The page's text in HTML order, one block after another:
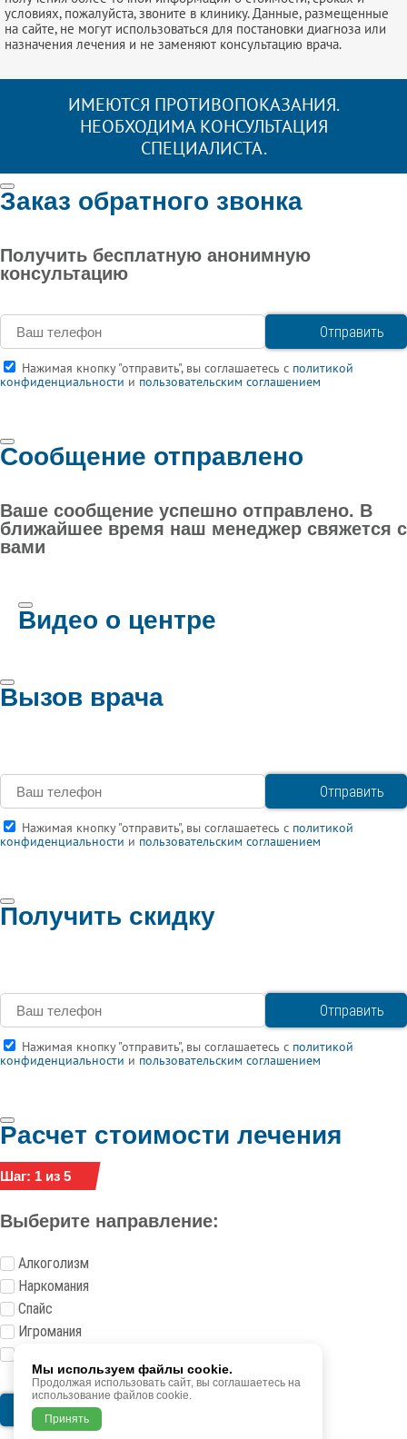
условиях, пожалуйста, звоните в клинику. Данные, размещенные
на сайте, не могут использоваться для постановки диагноза или
назначения лечения и не заменяют консультацию врача.
ИМЕЮТСЯ ПРОТИВОПОКАЗАНИЯ.
НЕОБХОДИМА КОНСУЛЬТАЦИЯ
СПЕЦИАЛИСТА.
Мы используем файлы cookie.
Продолжая использовать сайт, вы соглашаетесь на
использование файлов cookie.
Принять
Заказ обратного звонка
Получить бесплатную анонимную
консультацию
Нажимая кнопку "отправить", вы соглашаетесь с политикой
конфиденциальности и пользовательским соглашением
Сообщение отправлено
Ваше сообщение успешно отправлено. В
ближайшее время наш менеджер свяжется с
вами
Видео о центре
Вызов врача
Нажимая кнопку "отправить", вы соглашаетесь с политикой
конфиденциальности и пользовательским соглашением
Получить скидку
Нажимая кнопку "отправить", вы соглашаетесь с политикой
конфиденциальности и пользовательским соглашением
Расчет стоимости лечения
Шаг: 1 из 5
Выберите направление:
Алкоголизм
Наркомания
Спайс
Игромания
Следующий шаг